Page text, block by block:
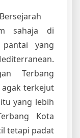
sahaja di
yang
Terbang
agak terkejut
yang lebih
Kota
tetapi padat